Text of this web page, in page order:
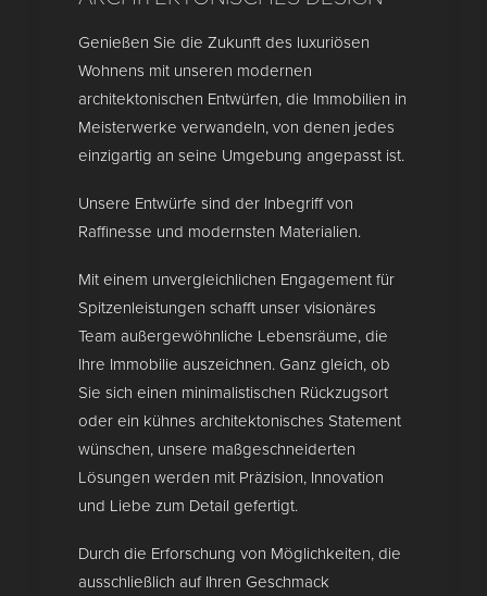
Genießen Sie die Zukunft des luxuriösen
Wohnens mit unseren modernen
architektonischen Entwürfen, die Immobilien in
Meisterwerke verwandeln, von denen jedes
einzigartig an seine Umgebung angepasst ist.
Unsere Entwürfe sind der Inbegriff von
Raffinesse und modernsten Materialien.
Mit einem unvergleichlichen Engagement für
Spitzenleistungen schafft unser visionäres
Team außergewöhnliche Lebensräume, die
Ihre Immobilie auszeichnen. Ganz gleich, ob
Sie sich einen minimalistischen Rückzugsort
oder ein kühnes architektonisches Statement
wünschen, unsere maßgeschneiderten
Lösungen werden mit Präzision, Innovation
und Liebe zum Detail gefertigt.
Durch die Erforschung von Möglichkeiten, die
ausschließlich auf Ihren Geschmack